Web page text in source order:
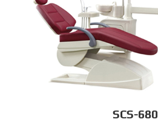
SCS-680